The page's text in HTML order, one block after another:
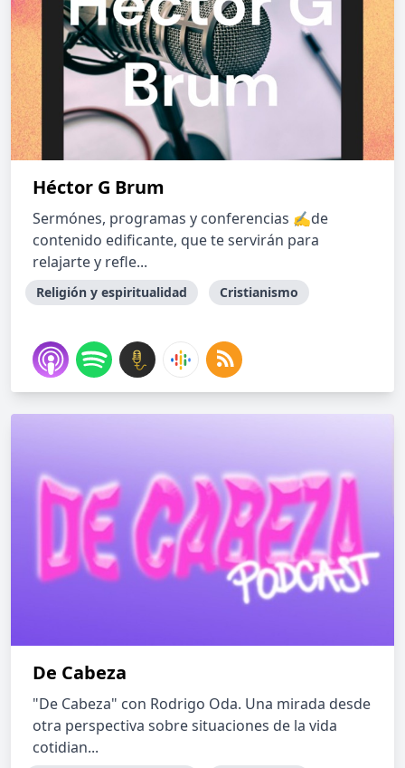
Héctor G Brum
Sermónes, programas y conferencias ✍️de
contenido edificante, que te servirán para
relajarte y refle...
Religión y espiritualidad Cristianismo
De Cabeza
"De Cabeza" con Rodrigo Oda. Una mirada desde
otra perspectiva sobre situaciones de la vida
cotidian...